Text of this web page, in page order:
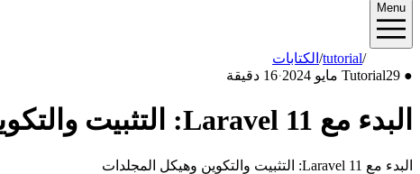
Menu
الكتابات /tutorial/2024/05
●
Tutorial29 مايو 2024 ·16 دقيقة
البدء مع Laravel 11: التثبيت والتكوين وهيكل المجلدات
البدء مع Laravel 11: التثبيت والتكوين وهيكل المجلدات